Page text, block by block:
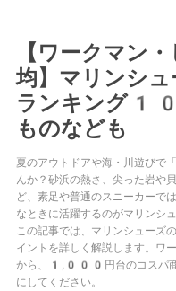
【ワークマ
均】マリンシ
ランキング10
ものなども
夏のアウトドアや海・川遊びで
んか？砂浜の熱さ、尖った岩や
ど、素足や普通のスニーカーで
なときに活躍するのがマリン
この記事では、マリンシューズ
イントを詳しく解説します。
から、1,000円台のコスパ商
にしてください。